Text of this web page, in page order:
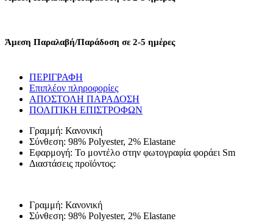
ΛΕΠΤΟΜΕΡΕΙΕΣ
ΔΑΝΤΕΛΑΣ
ΚΑΦΕ
ποσότητα
Άμεση Παραλαβή/Παράδοση σε 2-5 ημέρες
ΠΕΡΙΓΡΑΦΗ
Επιπλέον πληροφορίες
ΑΠΟΣΤΟΛΗ ΠΑΡΑΔΟΣΗ
ΠΟΛΙΤΙΚΗ ΕΠΙΣΤΡΟΦΩΝ
Γραμμή: Κανονική
Σύνθεση: 98% Polyester, 2% Εlastane
Εφαρμογή: Το μοντέλο στην φωτογραφία φοράει Sm
Διαστάσεις προϊόντος:
Γραμμή: Κανονική
Σύνθεση: 98% Polyester, 2% Εlastane